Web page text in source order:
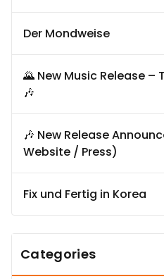
Der Mondweise
🌄 New Music Release
🎶
🎶 New Release
Website / Press)
Fix und Fertig in Korea
Categories